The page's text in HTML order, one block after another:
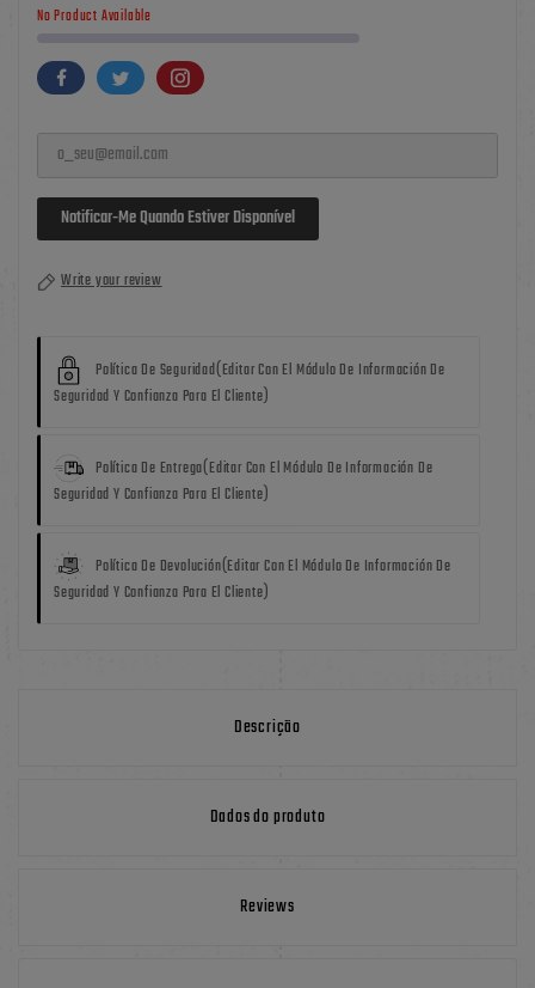
No Product Available
Notificar-Me Quando Estiver Disponível
Write your review
Política De Seguridad(editar Con El Módulo De Información De
Seguridad Y Confianza Para El Cliente)
Política De Entrega(editar Con El Módulo De Información De
Seguridad Y Confianza Para El Cliente)
Política De Devolución(editar Con El Módulo De Información De
Seguridad Y Confianza Para El Cliente)
Descrição
Dados do produto
Reviews